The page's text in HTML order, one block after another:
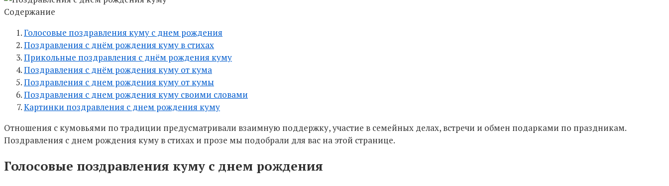
Содержание
Голосовые поздравления куму с днем рождения
Поздравления с днём рождения куму в стихах
Прикольные поздравления с днём рождения куму
Поздравления с днём рождения куму от кума
Поздравления с днем рождения куму от кумы
Поздравления с днем рождения куму своими словами
Картинки поздравления с днем рождения куму
Отношения с кумовьями по традиции предусматривали взаимную поддержку, участие в семейных делах, встречи и обмен подарками по праздникам.
Поздравления с днем рождения куму в стихах и прозе мы подобрали для вас на этой странице.
Голосовые поздравления куму с днем рождения